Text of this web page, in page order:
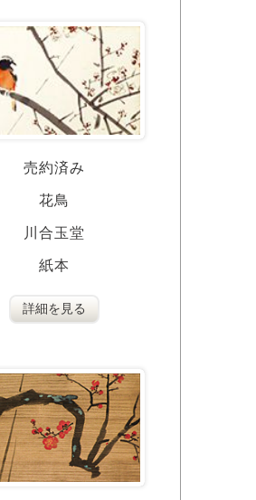
売約済み
花鳥
川合玉堂
紙本
詳細を見る